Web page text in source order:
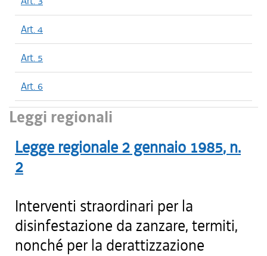
Art. 4
Art. 5
Art. 6
Leggi regionali
Legge regionale 2 gennaio 1985, n.
2
Interventi straordinari per la
disinfestazione da zanzare, termiti,
nonché per la derattizzazione